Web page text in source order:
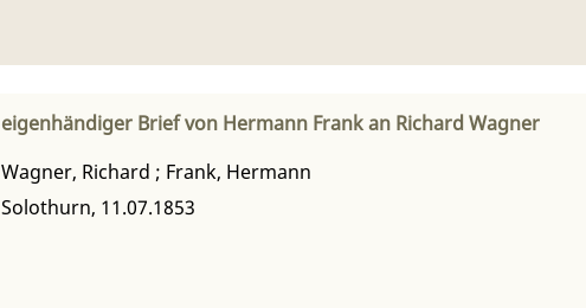
eigenhändiger Brief von Hermann Frank an Richard Wagner
Wagner, Richard ; Frank, Hermann
Solothurn, 11.07.1853